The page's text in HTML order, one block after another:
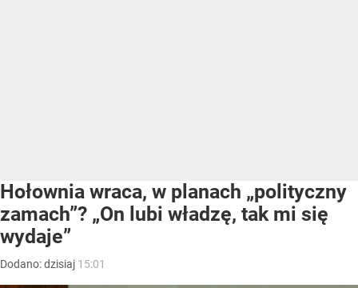
Hołownia wraca, w planach „polityczny
zamach”? „On lubi władzę, tak mi się
wydaje”
Dodano:dzisiaj 15:01